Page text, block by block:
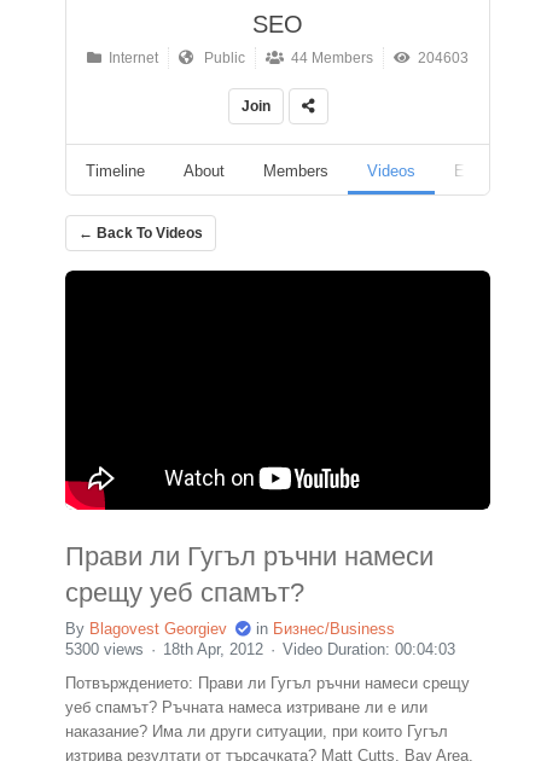
SEO
Internet Public 44 Members 204603
Join
Timeline About Members Videos Events
← Back To Videos
Прави ли Гугъл ръчни намеси
срещу уеб спамът?
By Blagovest Georgiev in Бизнес/Business
5300 views
18th Apr, 2012
Video Duration: 00:04:03
Потвърждението: Прави ли Гугъл ръчни намеси срещу
уеб спамът? Ръчната намеса изтриване ли е или
наказание? Има ли други ситуации, при които Гугъл
изтрива резултати от търсачката? Matt Cutts, Bay Area,